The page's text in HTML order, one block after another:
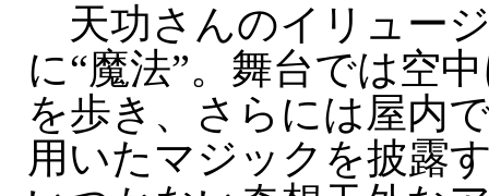
天功さんのイリュー
に“魔法”。舞台では空
を歩き、さらには屋内
用いたマジックを披露